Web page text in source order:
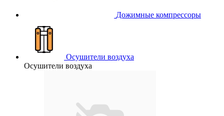
Дожимные компрессоры
Осушители воздуха
Осушители воздуха